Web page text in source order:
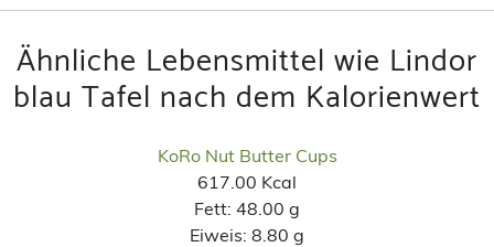
Ähnliche Lebensmittel wie Lindor
blau Tafel nach dem Kalorienwert
KoRo Nut Butter Cups
617.00 Kcal
Fett: 48.00 g
Eiweis: 8.80 g